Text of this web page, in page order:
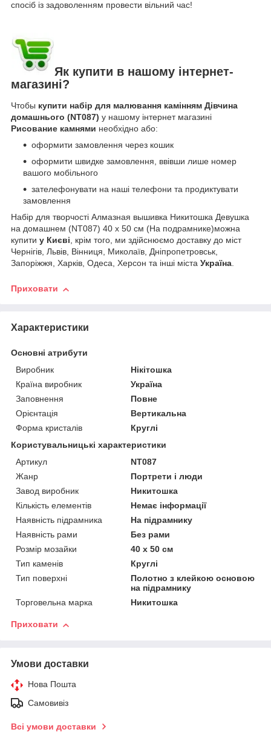
спосіб із задоволенням провести вільний час!
Як купити в нашому інтернет-
магазині?
Чтобы купити набір для малювання камінням Дівчина
домашнього (NT087) у нашому інтернет магазині
Рисование камнями необхідно або:
оформити замовлення через кошик
оформити швидке замовлення, ввівши лише номер
вашого мобільного
зателефонувати на наші телефони та продиктувати
замовлення
Набір для творчості Алмазная вышивка Никитошка Девушка
на домашнем (NT087) 40 х 50 см (На подрамнике)можна
купити у Києві, крім того, ми здійснюємо доставку до міст
Чернігів, Львів, Вінниця, Миколаїв, Дніпропетровськ,
Запоріжжя, Харків, Одеса, Херсон та інші міста Україна.
Приховати
Характеристики
Основні атрибути
Виробник
Нікітошка
Країна виробник
Україна
Заповнення
Повне
Орієнтація
Вертикальна
Форма кристалів
Круглі
Користувальницькі характеристики
Артикул
NT087
Жанр
Портрети і люди
Завод виробник
Никитошка
Кількість елементів
Немає інформації
Наявність підрамника
На підрамнику
Наявність рами
Без рами
Розмір мозайки
40 х 50 см
Тип каменів
Круглі
Тип поверхні
Полотно з клейкою основою
на підрамнику
Торговельна марка
Никитошка
Приховати
Умови доставки
Нова Пошта
Самовивіз
Всі умови доставки